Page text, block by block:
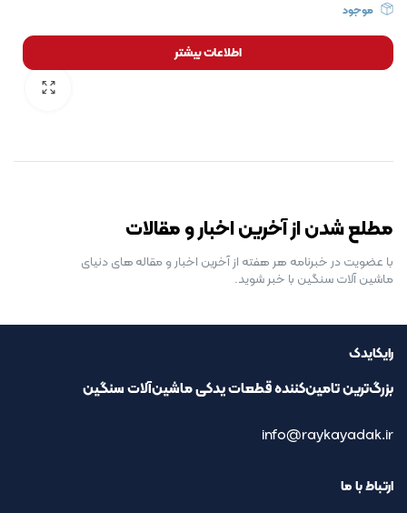
موجود
اطلاعات بیشتر
مطلع شدن از آخرین اخبار و مقالات
با عضویت در خبرنامه هر هفته از آخرین اخبار و مقاله های دنیای
ماشین آلات سنگین با خبر شوید.
رایکایدک
بزرگ‌ترین تامین‌کننده قطعات یدکی ماشین‌آلات سنگین
info@raykayadak.ir
ارتباط با ما